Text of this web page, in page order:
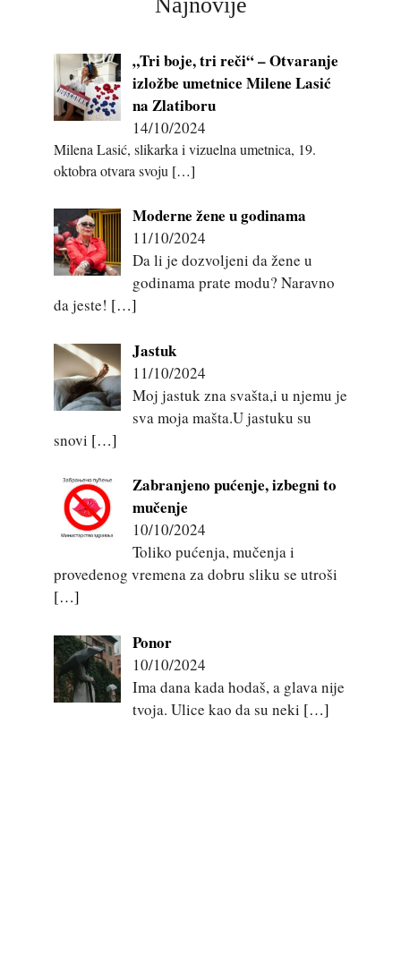
„Tri boje, tri reči“ – Otvaranje
izložbe umetnice Milene Lasić
na Zlatiboru
14/10/2024
Milena Lasić, slikarka i vizuelna umetnica, 19.
oktobra otvara svoju […]
Moderne žene u godinama
11/10/2024
Da li je dozvoljeni da žene u
godinama prate modu? Naravno
da jeste! […]
Jastuk
11/10/2024
Moj jastuk zna svašta,i u njemu je
sva moja mašta.U jastuku su
snovi […]
Zabranjeno pućenje, izbegni to
mučenje
10/10/2024
Toliko pućenja, mučenja i
provedenog vremena za dobru sliku se utroši
[…]
Ponor
10/10/2024
Ima dana kada hodaš, a glava nije
tvoja. Ulice kao da su neki […]